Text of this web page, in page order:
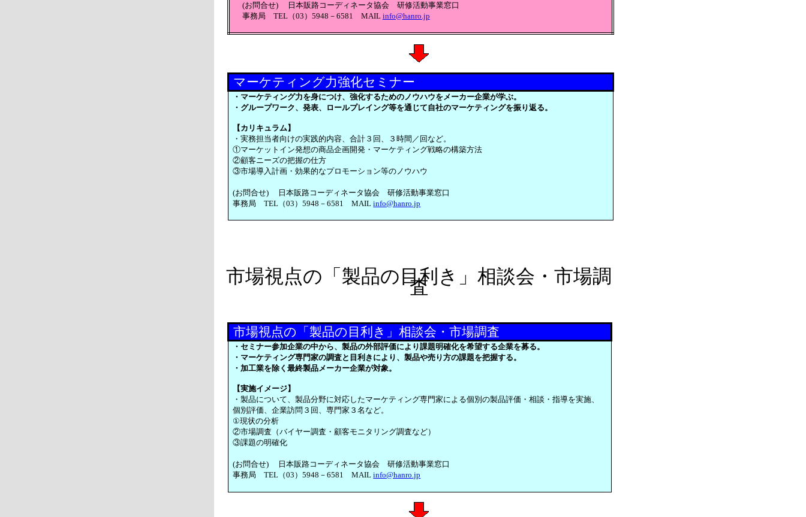
(お問合せ) 日本販路コーディネータ協会 研修活動事業窓口
事務局 TEL（03）5948－6581 MAIL info@hanro.jp
マーケティング力強化セミナー
・マーケティング力を身につけ、強化するためのノウハウをメーカー企業が学ぶ。
・グループワーク、発表、ロールプレイング等を通じて自社のマーケティングを振り返る。
【カリキュラム】
・実務担当者向けの実践的内容、合計３回、３時間／回など。
①マーケットイン発想の商品企画開発・マーケティング戦略の構築方法
②顧客ニーズの把握の仕方
③市場導入計画・効果的なプロモーション等のノウハウ
(お問合せ) 日本販路コーディネータ協会 研修活動事業窓口
事務局 TEL（03）5948－6581 MAILinfo@hanro.jp
市場視点の「製品の目利き」相談会・市場調
査
市場視点の「製品の目利き」相談会・市場調査
・セミナー参加企業の中から、製品の外部評価により課題明確化を希望する企業を募る。
・マーケティング専門家の調査と目利きにより、製品や売り方の課題を把握する。
・加工業を除く最終製品メーカー企業が対象。
【実施イメージ】
・製品について、製品分野に対応したマーケティング専門家による個別の製品評価・相談・指導を実施、
個別評価、企業訪問３回、専門家３名など。
①現状の分析
②市場調査（バイヤー調査・顧客モニタリング調査など）
③課題の明確化
(お問合せ) 日本販路コーディネータ協会 研修活動事業窓口
事務局 TEL（03）5948－6581 MAILinfo@hanro.jp